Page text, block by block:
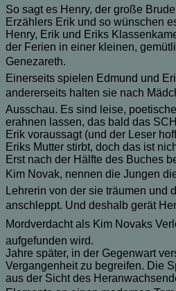
So sagt es Henry, der große
Erzählers Erik und so wünschen
Henry, Erik und Eriks
der Ferien in einer kleinen,
Genezareth.
Einerseits spielen Edmund und
andererseits halten sie nach
Ausschau. Es sind leise,
erahnen lassen, das bald das
Erik voraussagt (und der Leser
Eriks Mutter stirbt, doch das ist
Erst nach der Hälfte des Buches
Kim Novak, nennen die Jungen
Lehrerin von der sie träumen und
anschleppt. Und deshalb gerät
Mordverdacht als Kim Novaks
aufgefunden wird.
Jahre später, in der Gegenwart
Vergangenheit zu begreifen. Die
aus der Sicht des